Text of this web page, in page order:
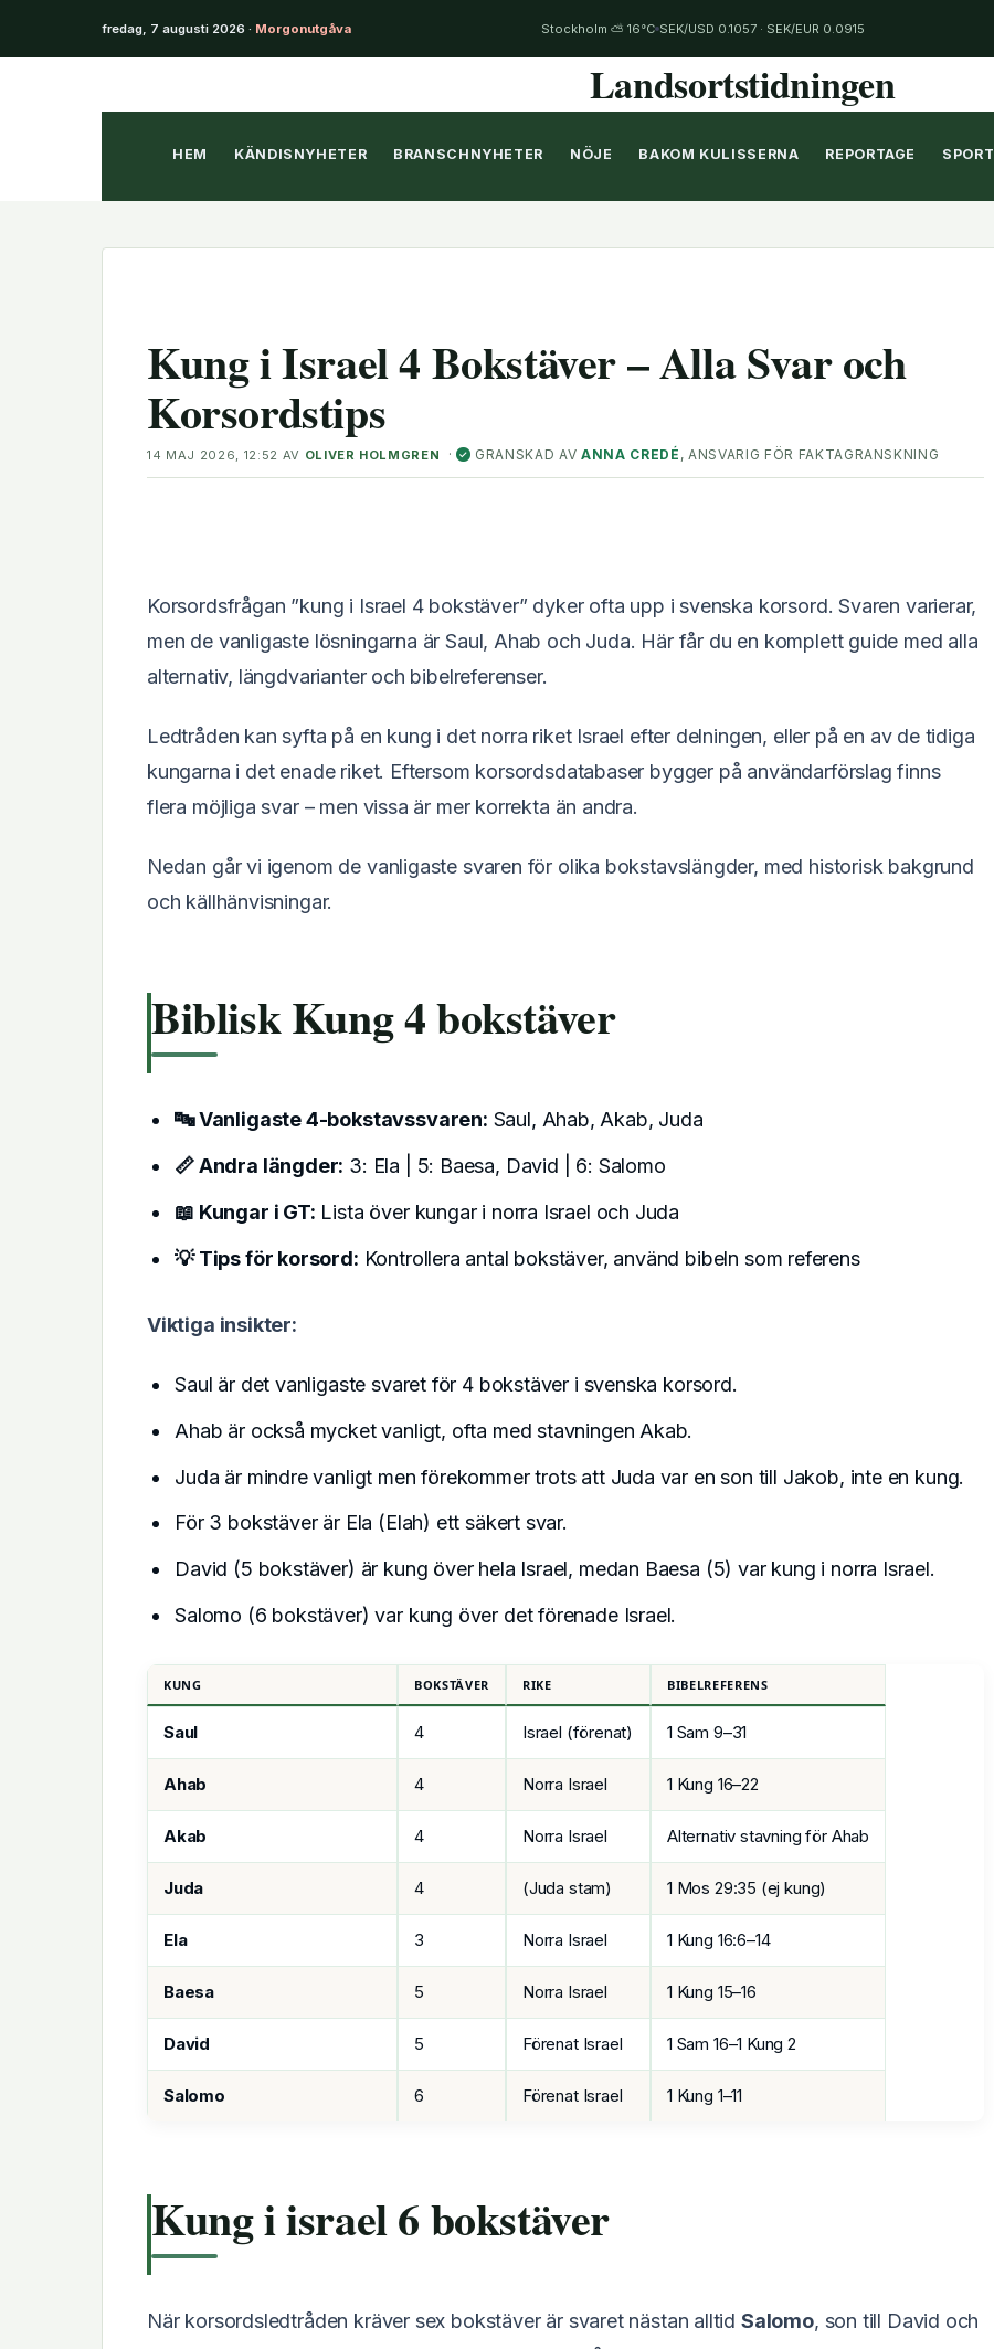
fredag, 7 augusti 2026 · Morgonutgåva Stockholm ⛅ 16°C SEK/USD 0.1057 · SEK/EUR 0.0915
Landsortstidningen
HEM KÄNDISNYHETER BRANSCHNYHETER NÖJE BAKOM KULISSERNA REPORTAGE SPORT
Kung i Israel 4 Bokstäver – Alla Svar och
Korsordstips
14 MAJ 2026, 12:52 AV OLIVER HOLMGREN · ✓ GRANSKAD AVANNA CREDÉ , ANSVARIG FÖR FAKTAGRANSKNING
Korsordsfrågan ”kung i Israel 4 bokstäver” dyker ofta upp i svenska korsord. Svaren varierar,
men de vanligaste lösningarna är Saul, Ahab och Juda. Här får du en komplett guide med alla
alternativ, längdvarianter och bibelreferenser.
Ledtråden kan syfta på en kung i det norra riket Israel efter delningen, eller på en av de tidiga
kungarna i det enade riket. Eftersom korsordsdatabaser bygger på användarförslag finns
flera möjliga svar – men vissa är mer korrekta än andra.
Nedan går vi igenom de vanligaste svaren för olika bokstavslängder, med historisk bakgrund
och källhänvisningar.
Biblisk Kung 4 bokstäver
🔤 Vanligaste 4-bokstavssvaren: Saul, Ahab, Akab, Juda
📏 Andra längder: 3: Ela | 5: Baesa, David | 6: Salomo
📖 Kungar i GT: Lista över kungar i norra Israel och Juda
💡 Tips för korsord: Kontrollera antal bokstäver, använd bibeln som referens
Viktiga insikter:
Saul är det vanligaste svaret för 4 bokstäver i svenska korsord.
Ahab är också mycket vanligt, ofta med stavningen Akab.
Juda är mindre vanligt men förekommer trots att Juda var en son till Jakob, inte en kung.
För 3 bokstäver är Ela (Elah) ett säkert svar.
David (5 bokstäver) är kung över hela Israel, medan Baesa (5) var kung i norra Israel.
Salomo (6 bokstäver) var kung över det förenade Israel.
KUNG BOKSTÄVER RIKE BIBELREFERENS
Saul 4 Israel (förenat) 1 Sam 9–31
Ahab 4 Norra Israel 1 Kung 16–22
Akab 4 Norra Israel Alternativ stavning för Ahab
Juda 4 (Juda stam) 1 Mos 29:35 (ej kung)
Ela 3 Norra Israel 1 Kung 16:6–14
Baesa 5 Norra Israel 1 Kung 15–16
David 5 Förenat Israel 1 Sam 16–1 Kung 2
Salomo 6 Förenat Israel 1 Kung 1–11
Kung i israel 6 bokstäver
När korsordsledtråden kräver sex bokstäver är svaret nästan alltid Salomo, son till David och